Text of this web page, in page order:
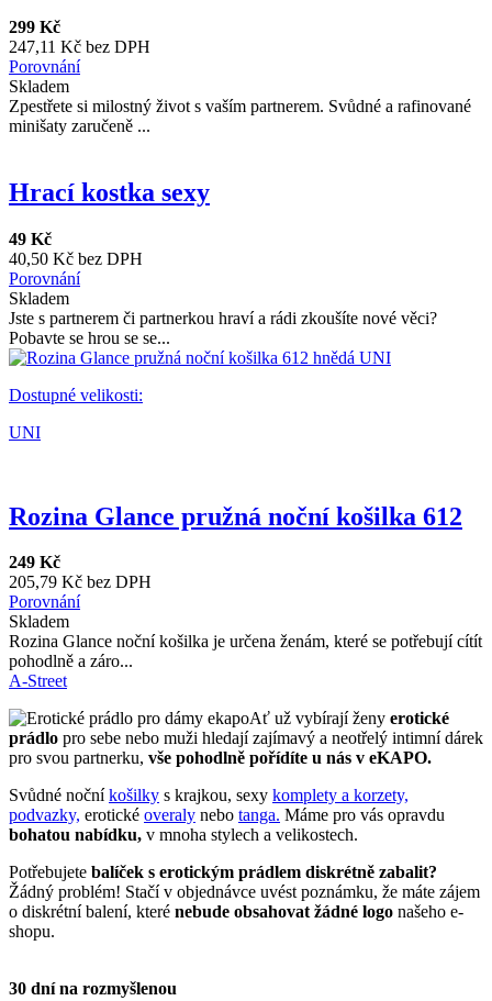
299 Kč
247,11 Kč bez DPH
Porovnání
Skladem
Zpestřete si milostný život s vaším partnerem. Svůdné a rafinované
minišaty zaručeně ...
Hrací kostka sexy
49 Kč
40,50 Kč bez DPH
Porovnání
Skladem
Jste s partnerem či partnerkou hraví a rádi zkoušíte nové věci?
Pobavte se hrou se se...
Dostupné velikosti:
UNI
Rozina Glance pružná noční košilka 612
249 Kč
205,79 Kč bez DPH
Porovnání
Skladem
Rozina Glance noční košilka je určena ženám, které se potřebují cítít
pohodlně a záro...
A-Street
Ať už vybírají ženy erotické
prádlo pro sebe nebo muži hledají zajímavý a neotřelý intimní dárek
pro svou partnerku, vše pohodlně pořídíte u nás v eKAPO.
Svůdné nočníkošilky s krajkou, sexy komplety a korzety,
podvazky, erotické overaly nebo tanga. Máme pro vás opravdu
bohatou nabídku, v mnoha stylech a velikostech.
Potřebujete balíček s erotickým prádlem diskrétně zabalit?
Žádný problém! Stačí v objednávce uvést poznámku, že máte zájem
o diskrétní balení, které nebude obsahovat žádné logo našeho e-
shopu.
30 dní na rozmyšlenou